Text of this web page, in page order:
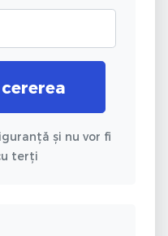
și nu vor fi
terți